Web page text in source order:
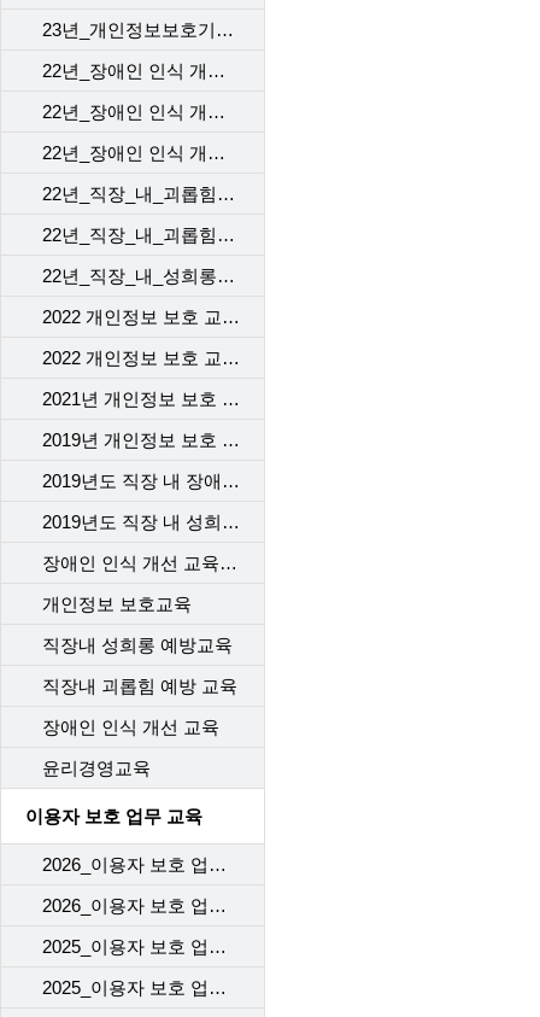
23년_개인정보보호기본교육_kct
22년_장애인 인식 개선 교육_1
22년_장애인 인식 개선 교육_2
22년_장애인 인식 개선 교육_3
22년_직장_내_괴롭힘_예방_교육_[ep1]
22년_직장_내_괴롭힘_예방_교육_[ep2]
22년_직장_내_성희롱예방_교육
2022 개인정보 보호 교육_1차
2022 개인정보 보호 교육_2차
2021년 개인정보 보호 교육
2019년 개인정보 보호 교육
2019년도 직장 내 장애인 인식개선 교육
2019년도 직장 내 성희롱 예방 교육
장애인 인식 개선 교육_2차수
개인정보 보호교육
직장내 성희롱 예방교육
직장내 괴롭힘 예방 교육
장애인 인식 개선 교육
윤리경영교육
이용자 보호 업무 교육
2026_이용자 보호 업무 교육(1차)_개통센터
2026_이용자 보호 업무 교육(1차)_고객센터
2025_이용자 보호 업무 교육(2차)_고객센터
2025_이용자 보호 업무 교육(1차)_고객센터